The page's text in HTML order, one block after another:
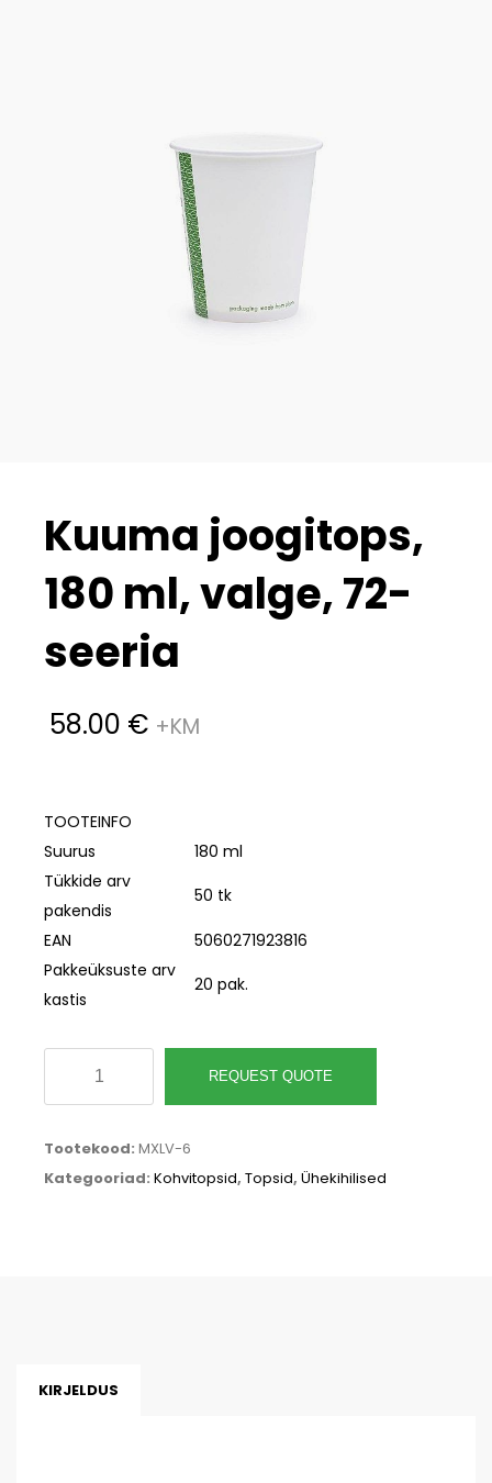
Kuuma joogitops,
180 ml, valge, 72-
seeria
58.00 €
TOOTEINFO
Suurus
180 ml
Tükkide arv
pakendis
50 tk
EAN
5060271923816
Pakkeüksuste arv
kastis
20 pak.
ml,
valge,
REQUEST QUOTE
Tootekood: MXLV-6
Kategooriad: Kohvitopsid, Topsid, Ühekihilised
KIRJELDUS